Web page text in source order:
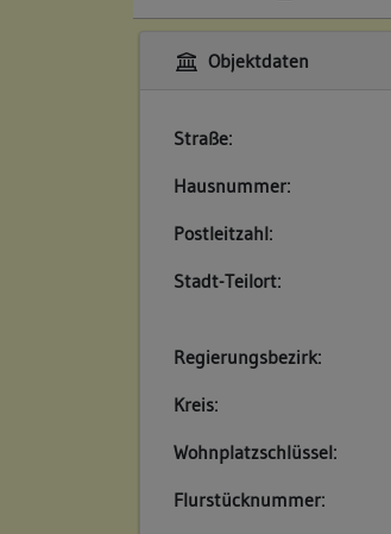
Objektdaten
Straße:
Hausnummer:
Postleitzahl:
Stadt-Teilort:
Regierungsbezirk:
Kreis:
Wohnplatzschlüssel:
Flurstücknummer: